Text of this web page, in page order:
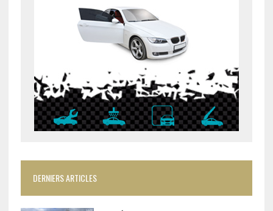
DERNIERS ARTICLES